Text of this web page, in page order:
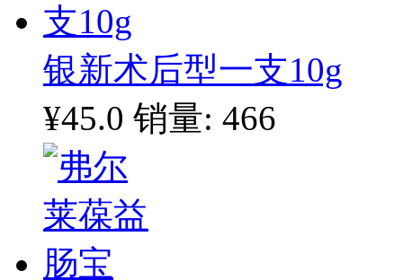
银新术后型一支10g
¥45.0 销量: 466